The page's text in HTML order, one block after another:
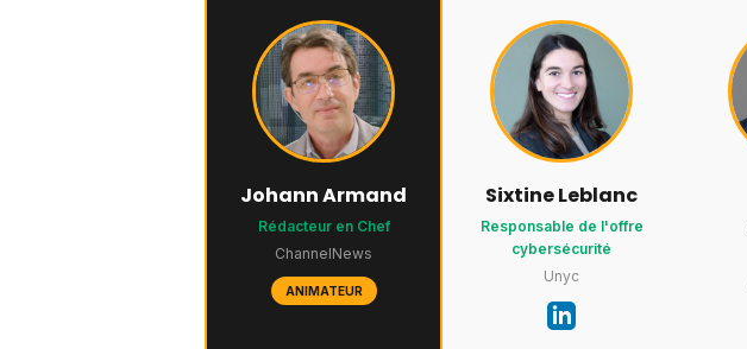
Johann Armand
Rédacteur en Chef
ChannelNews
ANIMATEUR
Sixtine Leblanc
Responsable de l'offre
cybersécurité
Unyc